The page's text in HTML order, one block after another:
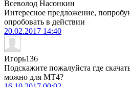
Всеволод Насонкин
Интересное предложение,
опробовать в действии
20.02.2017 14:40
Игорь136
Подскажите пожалуйста где
можно для МТ4?